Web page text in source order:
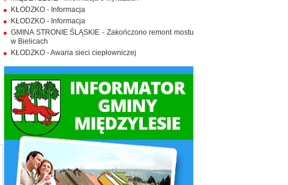
KŁODZKO - Informacja
KŁODZKO - Informacja
GMINA STRONIE ŚLĄSKIE - Zakończono remont mostu
w Bielicach
KŁODZKO - Awaria sieci ciepłowniczej